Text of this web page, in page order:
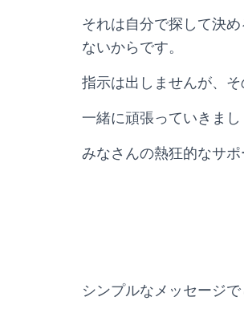
それは自分で探して決
ないからです。
指示は出しませんが、
一緒に頑張っていきまし
みなさんの熱狂的なサ
シンプルなメッセージ